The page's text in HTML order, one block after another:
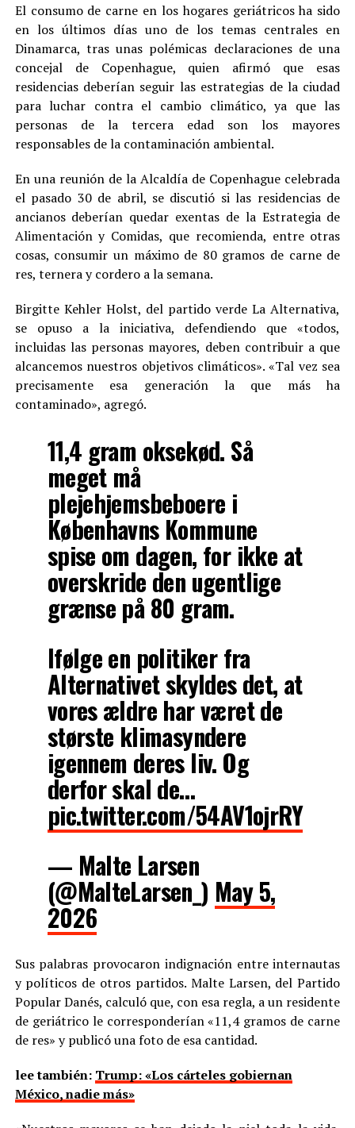
El consumo de carne en los hogares geriátricos ha sido
en los últimos días uno de los temas centrales en
Dinamarca, tras unas polémicas declaraciones de una
concejal de Copenhague, quien afirmó que esas
residencias deberían seguir las estrategias de la ciudad
para luchar contra el cambio climático, ya que las
personas de la tercera edad son los mayores
responsables de la contaminación ambiental.
En una reunión de la Alcaldía de Copenhague celebrada
el pasado 30 de abril, se discutió si las residencias de
ancianos deberían quedar exentas de la Estrategia de
Alimentación y Comidas, que recomienda, entre otras
cosas, consumir un máximo de 80 gramos de carne de
res, ternera y cordero a la semana.
Birgitte Kehler Holst, del partido verde La Alternativa,
se opuso a la iniciativa, defendiendo que «todos,
incluidas las personas mayores, deben contribuir a que
alcancemos nuestros objetivos climáticos». «Tal vez sea
precisamente esa generación la que más ha
contaminado», agregó.
11,4 gram oksekød. Så
meget må
plejehjemsbeboere i
Københavns Kommune
spise om dagen, for ikke at
overskride den ugentlige
grænse på 80 gram.
Ifølge en politiker fra
Alternativet skyldes det, at
vores ældre har været de
største klimasyndere
igennem deres liv. Og
derfor skal de…
pic.twitter.com/54AV1ojrRY
— Malte Larsen
(@MalteLarsen_) May 5,
2026
Sus palabras provocaron indignación entre internautas
y políticos de otros partidos. Malte Larsen, del Partido
Popular Danés, calculó que, con esa regla, a un residente
de geriátrico le corresponderían «11,4 gramos de carne
de res» y publicó una foto de esa cantidad.
lee también: Trump: «Los cárteles gobiernan
México, nadie más»